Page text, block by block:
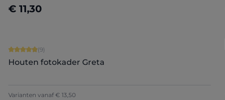
€ 11,30
Nu configureren
Gemiddelde score van 4.89 op 5 sterren
(9)
Houten fotokader Greta
Varianten vanaf€ 13,50